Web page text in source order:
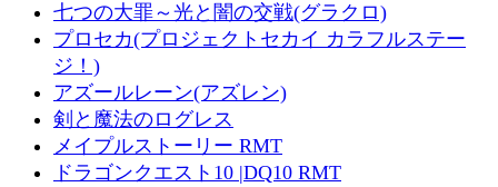
七つの大罪～光と闇の交戦(グラクロ)
プロセカ(プロジェクトセカイ カラフルステー
ジ！)
アズールレーン(アズレン)
剣と魔法のログレス
メイプルストーリー RMT
ドラゴンクエスト10 |DQ10 RMT